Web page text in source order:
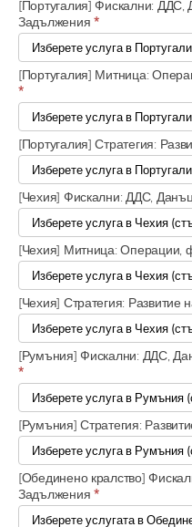
[Португалия] Фискални:
Задължения*
[Португалия] Митница:
*
[Португалия] Стратегия:
[Чехия] Фискални: ДДС,
[Чехия] Митница: Операции,
[Чехия] Стратегия: Развитие
[Румъния] Фискални: ДДС,
*
[Румъния] Стратегия:
[Обединено кралство]
Задължения*